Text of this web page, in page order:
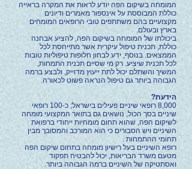
המומחה בשיקום הפה יודע לראות את המקרה בראייה
כוללת המבוססת על אינספור מאמרים ודיונים
מקצועיים בהם משתתפים טובי הרופאים המומחים
בארץ ובעולם.
ביכולתו של המומחה בשיקום הפה, להציע אבחנה
כוללת, תכנית טיפול עיקרית אשר מתייחסת לכל
הממצאים. בנוסף, ידע לבחון חלופות טיפוליות טובות
לכל תכנית שיציע. רק מי שסיים תכנית התמחות,
המשיך והשתלם יכול לתת ייעוץ מדוייק, ולבצע ברמה
הגבוהה ביותר גם טיפול הנראה פשוט לכאורה.
הידעת?
8,000 רופאי שיניים פעילים בישראל; כ-100 רופאי
שיניים בסך הכול, נושאים גם בתואר המקצועי מומחה
לשיקום הפה, שהוא תחום מומחיות ייחודי ברפואת
השיניים ויש הסבורים כי הוא המורכב והמסובך מבין
תחומי ההתמחות .
רופא השיניים בעל רישיון מומחה בתחום שיקום הפה
מטעם משרד הבריאות, יכול להבטיח תפקוד
ואסתטיקה של השיניים ברמה הגבוהה ביותר.